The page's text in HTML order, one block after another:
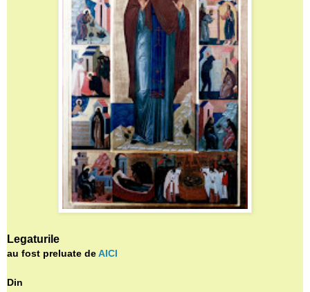
Legaturile
au fost preluate deAICI
Din